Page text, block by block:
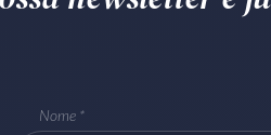
Nome